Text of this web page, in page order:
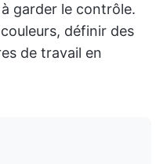
garder le contrôle.
définir des
de travail en